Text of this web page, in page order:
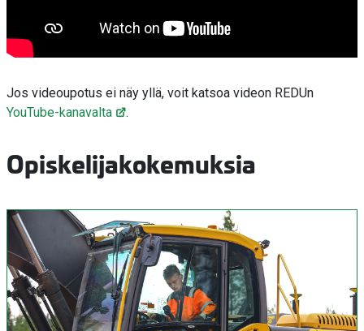
Jos videoupotus ei näy yllä, voit katsoa videon REDUn
YouTube-kanavalta
.
Opiskelijakokemuksia